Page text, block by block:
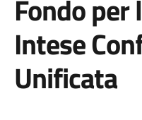
Fondo per
Intese
Unificata